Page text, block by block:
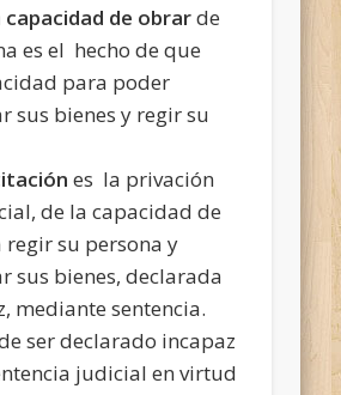
capacidad de obrarde
es el hecho de que
para poder
sus bienes y regir su
es la privación
de la capacidad de
su persona y
sus bienes, declarada
mediante sentencia.
ser declarado incapaz
judicial en virtud